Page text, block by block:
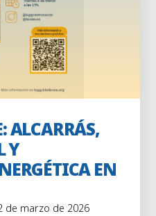
ALCARRÁS,
Y
EN
de marzo de 2026